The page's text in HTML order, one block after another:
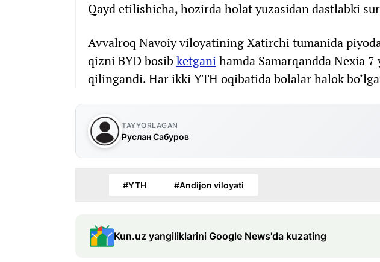
Qayd etilishicha, hozirda holat yuzasidan dastlabki
Avvalroq Navoiy viloyatining Xatirchi tumanida
qizni BYD bosib ketganihamda Samarqandda Nexia
qilingandi. Har ikki YTH oqibatida bolalar halok
TAYYORLAGAN
Руслан Сабуров
#YTH #Andijon viloyati
Kun.uz yangiliklarini Google News'da kuzating